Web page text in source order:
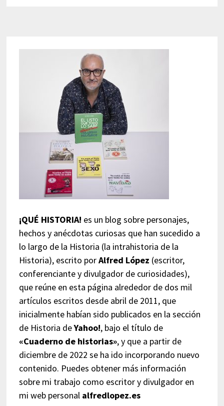
¡QUÉ HISTORIA! es un blog sobre personajes,
hechos y anécdotas curiosas que han sucedido a
lo largo de la Historia (la intrahistoria de la
Historia), escrito porAlfred López (escritor,
conferenciante y divulgador de curiosidades),
que reúne en esta página alrededor de dos mil
artículos escritos desde abril de 2011, que
inicialmente habían sido publicados en la sección
de Historia deYahoo!, bajo el título de
«Cuaderno de historias», y que a partir de
diciembre de 2022 se ha ido incorporando nuevo
contenido. Puedes obtener más información
sobre mi trabajo como escritor y divulgador en
mi web personal alfredlopez.es